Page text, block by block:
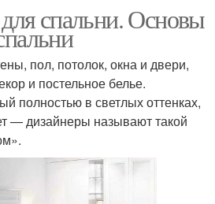
спальни. Основы
пол, потолок, окна и двери,
и постельное белье.
полностью в светлых оттенках,
— дизайнеры называют такой